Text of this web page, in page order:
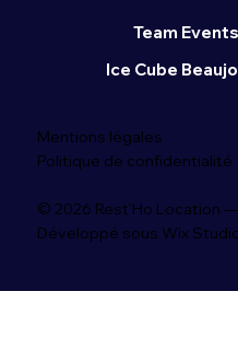
Mentions légales
Politique de confidentialité
© 2026 Rest'Ho Location
Développé sous Wix
Team
Ice Cube